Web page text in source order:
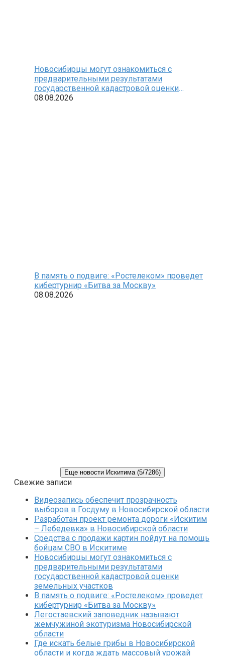
Новосибирцы могут ознакомиться с
предварительными результатами
государственной кадастровой оценки
земельных участков
08.08.2026
В память о подвиге: «Ростелеком» проведет
кибертурнир «Битва за Москву»
08.08.2026
Еще новости Искитима (5/7286)
Свежие записи
Видеозапись обеспечит прозрачность
выборов в Госдуму в Новосибирской области
Разработан проект ремонта дороги «Искитим
– Лебедевка» в Новосибирской области
Средства с продажи картин пойдут на помощь
бойцам СВО в Искитиме
Новосибирцы могут ознакомиться с
предварительными результатами
государственной кадастровой оценки
земельных участков
В память о подвиге: «Ростелеком» проведет
кибертурнир «Битва за Москву»
Легостаевский заповедник называют
жемчужиной экотуризма Новосибирской
области
Где искать белые грибы в Новосибирской
области и когда ждать массовый урожай